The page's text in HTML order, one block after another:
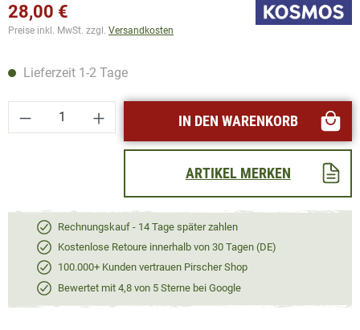
28,00 €
Preise inkl. MwSt. zzgl. Versandkosten
Lieferzeit 1-2 Tage
Produkt Anzahl: Gib den gewünschten
IN DEN WARENKORB
ARTIKEL MERKEN
Rechnungskauf - 14 Tage später zahlen
Kostenlose Retoure innerhalb von 30 Tagen (DE)
100.000+ Kunden vertrauen Pirscher Shop
Bewertet mit 4,8 von 5 Sterne bei Google